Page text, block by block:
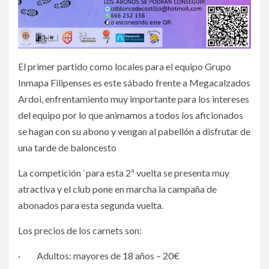
El primer partido como locales para el equipo Grupo
Inmapa Filipenses es este sábado frente a Megacalzados
Ardoi, enfrentamiento muy importante para los intereses
del equipo por lo que animamos a todos los aficionados
se hagan con su abono y vengan al pabellón a disfrutar de
una tarde de baloncesto
La competición `para esta 2ª vuelta se presenta muy
atractiva y el club pone en marcha la campaña de
abonados para esta segunda vuelta.
Los precios de los carnets son:
· Adultos: mayores de 18 años – 20€